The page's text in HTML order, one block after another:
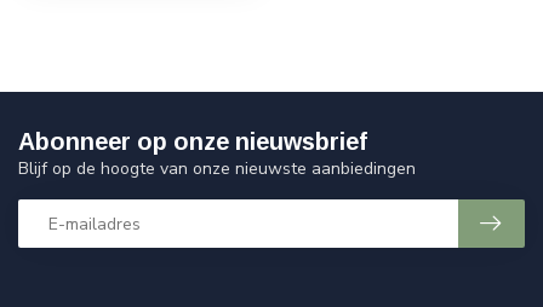
Abonneer op onze nieuwsbrief
Blijf op de hoogte van onze nieuwste aanbiedingen